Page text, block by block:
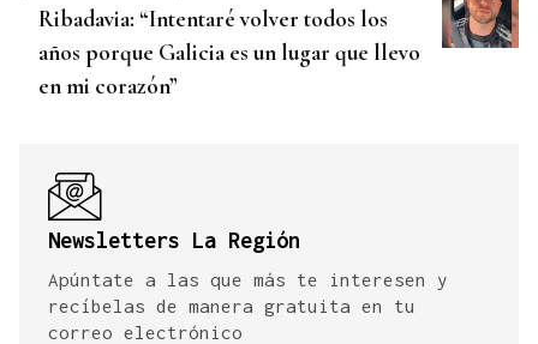
Ribadavia: “Intentaré volver todos los
años porque Galicia es un lugar que llevo
en mi corazón”
Newsletters La Región
Apúntate a las que más te interesen y
recíbelas de manera gratuita en tu
correo electrónico